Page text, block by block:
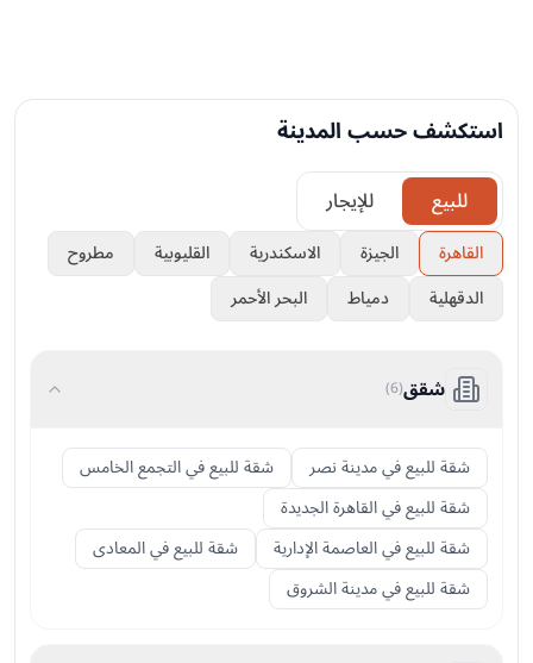
استكشف حسب المدينة
للبيع للإيجار
القاهرة الجيزة الاسكندرية القليوبية
مطروح
الدقهلية
دمياط البحر الأحمر
شقق(
6
)
شقة للبيع في مدينة نصر
شقة للبيع في التجمع الخامس
شقة للبيع في القاهرة الجديدة
شقة للبيع في العاصمة الإدارية
شقة للبيع في المعادى
شقة للبيع في مدينة الشروق